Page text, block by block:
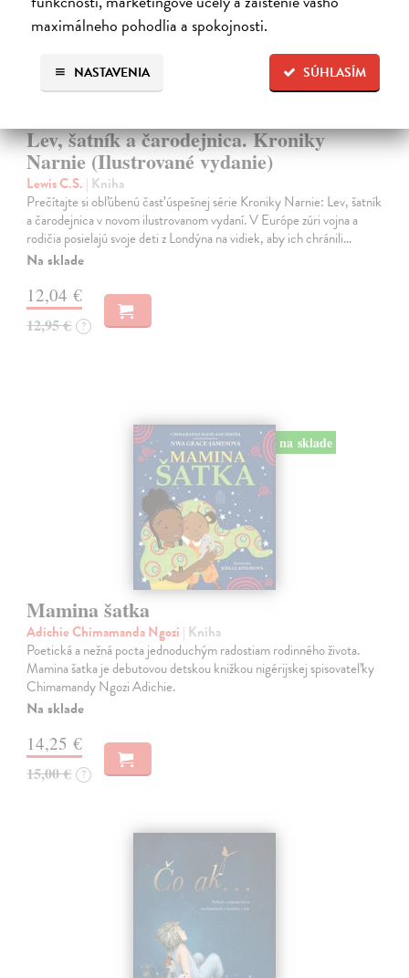
maximálneho pohodlia a spokojnosti.
SÚHLASÍM
NASTAVENIA
Lev, šatník a čarodejnica. Kroniky
Narnie (Ilustrované vydanie)
Lewis C.S. | Kniha
Prečítajte si obľúbenú časť úspešnej série Kroniky Narnie: Lev, šatník
a čarodejnica v novom ilustrovanom vydaní. V Európe zúri vojna a
rodičia posielajú svoje deti z Londýna na vidiek, aby ich chránili…
Na sklade
12,04 €
12,95 € ?
na sklade
Mamina šatka
Adichie Chimamanda Ngozi | Kniha
Poetická a nežná pocta jednoduchým radostiam rodinného života.
Mamina šatka je debutovou detskou knižkou nigérijskej spisovateľky
Chimamandy Ngozi Adichie.
Na sklade
14,25 €
15,00 € ?